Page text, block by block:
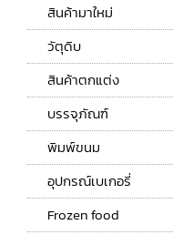
สินค้ามาใหม่
วัตุดิบ
สินค้าตกแต่ง
บรรจุภัณฑ์
พิมพ์ขนม
อุปกรณ์เบเกอรี่
Frozen food